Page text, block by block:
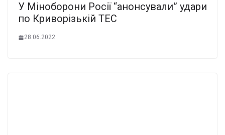
У Міноборони Росії “анонсували” удари
по Криворізькій ТЕС
28.06.2022